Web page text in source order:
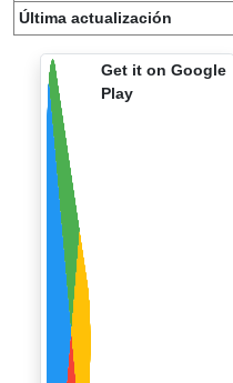
Última actualización
Get it on Google
Play